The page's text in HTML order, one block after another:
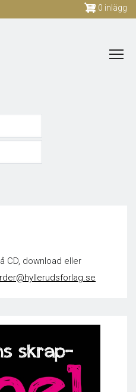
0 inlägg
CD, download eller